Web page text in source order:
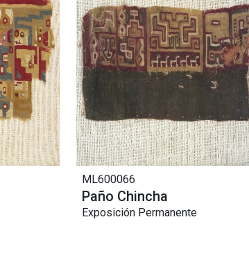
ML600066
Paño Chincha
Exposición Permanente